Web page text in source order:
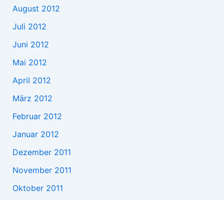
August 2012
Juli 2012
Juni 2012
Mai 2012
April 2012
März 2012
Februar 2012
Januar 2012
Dezember 2011
November 2011
Oktober 2011